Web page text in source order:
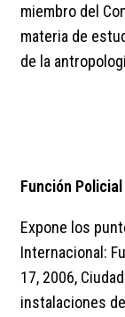
miembro del
materia de
de la
Función
Expone los
Internacional:
17, 2006,
instalaciones